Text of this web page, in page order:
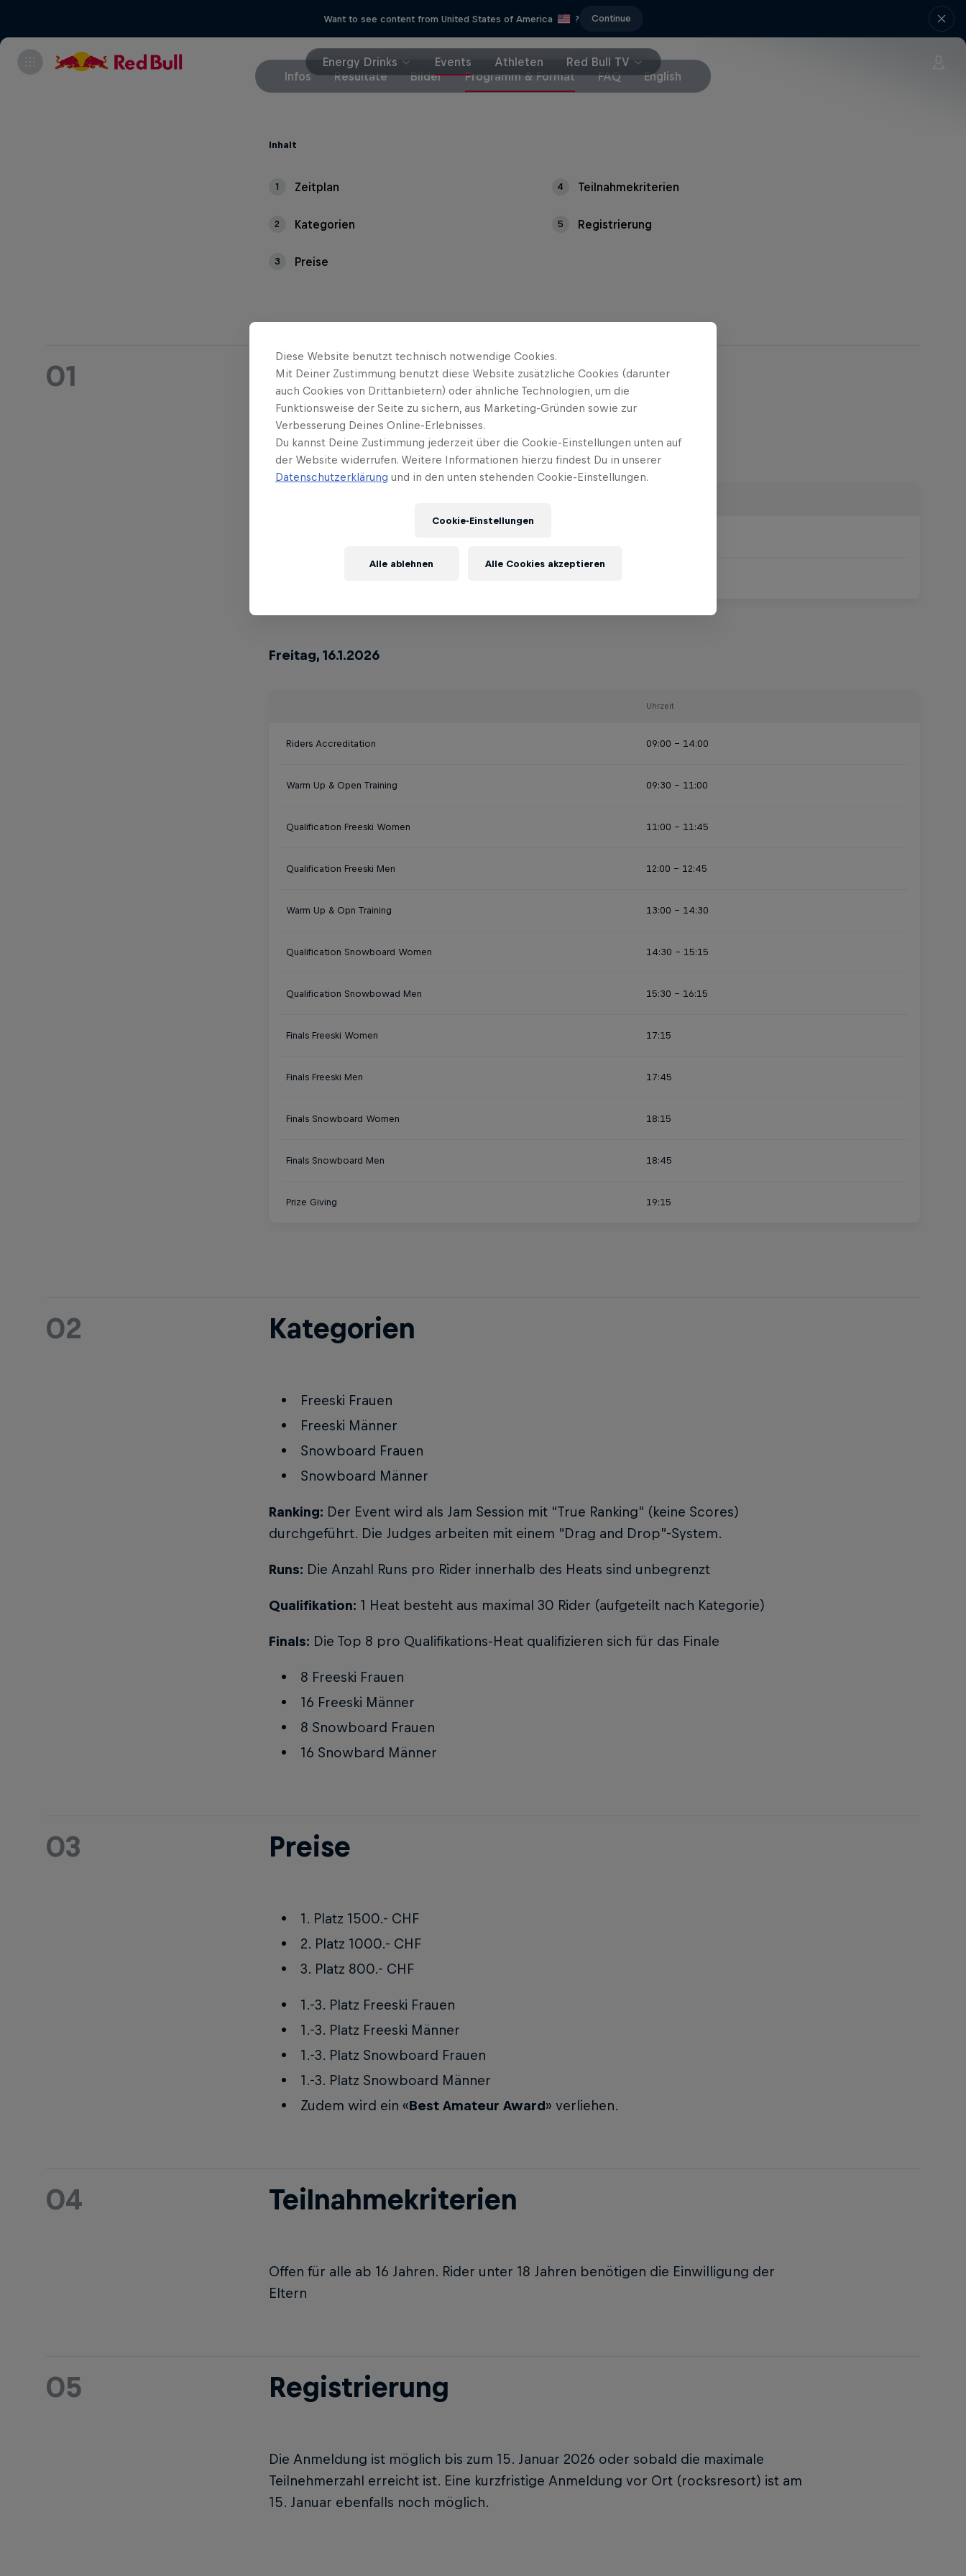
Want to see content from United States of America ? Continue
Energy Drinks Events Athleten
Red Bull TV
Infos
Resultate Bilder Programm & Format FAQ English
Inhalt
1 Zeitplan
2 Kategorien
3 Preise
4 Teilnahmekriterien
5 Registrierung
01 Zeitplan
Donnerstag, 15.1.2026
Freitag, 16.1.2026
Uhrzeit
Riders Accreditation 09:00 - 14:00
Warm Up & Open Training 09:30 - 11:00
Qualification Freeski Women 11:00 - 11:45
Qualification Freeski Men 12:00 - 12:45
Warm Up & Opn Training 13:00 - 14:30
Qualification Snowboard Women 14:30 - 15:15
Qualification Snowbowad Men 15:30 - 16:15
Finals Freeski Women 17:15
Finals Freeski Men 17:45
Finals Snowboard Women 18:15
Finals Snowboard Men 18:45
Prize Giving 19:15
02 Kategorien
Freeski Frauen
Freeski Männer
Snowboard Frauen
Snowboard Männer
Ranking: Der Event wird als Jam Session mit “True Ranking” (keine Scores)
durchgeführt. Die Judges arbeiten mit einem “Drag and Drop”-System.
Runs: Die Anzahl Runs pro Rider innerhalb des Heats sind unbegrenzt
Qualifikation: 1 Heat besteht aus maximal 30 Rider (aufgeteilt nach Kategorie)
Finals: Die Top 8 pro Qualifikations-Heat qualifizieren sich für das Finale
8 Freeski Frauen
16 Freeski Männer
8 Snowboard Frauen
16 Snowbard Männer
03 Preise
1. Platz 1500.- CHF
2. Platz 1000.- CHF
3. Platz 800.- CHF
1.-3. Platz Freeski Frauen
1.-3. Platz Freeski Männer
1.-3. Platz Snowboard Frauen
1.-3. Platz Snowboard Männer
Zudem wird ein «Best Amateur Award» verliehen.
04 Teilnahmekriterien
Offen für alle ab 16 Jahren. Rider unter 18 Jahren benötigen die Einwilligung der
Eltern
05 Registrierung
Die Anmeldung ist möglich bis zum 15. Januar 2026 oder sobald die maximale
Teilnehmerzahl erreicht ist. Eine kurzfristige Anmeldung vor Ort (rocksresort) ist am
15. Januar ebenfalls noch möglich.
Diese Website benutzt technisch notwendige Cookies.
Mit Deiner Zustimmung benutzt diese Website zusätzliche Cookies (darunter
auch Cookies von Drittanbietern) oder ähnliche Technologien, um die
Funktionsweise der Seite zu sichern, aus Marketing-Gründen sowie zur
Verbesserung Deines Online-Erlebnisses.
Du kannst Deine Zustimmung jederzeit über die Cookie-Einstellungen unten auf
der Website widerrufen. Weitere Informationen hierzu findest Du in unserer
Datenschutzerklärung und in den unten stehenden Cookie-Einstellungen.
Cookie-Einstellungen
Alle ablehnen Alle Cookies akzeptieren